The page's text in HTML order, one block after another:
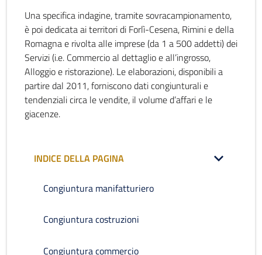
Una specifica indagine, tramite sovracampionamento,
è poi dedicata ai territori di Forlì-Cesena, Rimini e della
Romagna e rivolta alle imprese (da 1 a 500 addetti) dei
Servizi (i.e. Commercio al dettaglio e all’ingrosso,
Alloggio e ristorazione). Le elaborazioni, disponibili a
partire dal 2011, forniscono dati congiunturali e
tendenziali circa le vendite, il volume d’affari e le
giacenze.
INDICE DELLA PAGINA
Congiuntura manifatturiero
Congiuntura costruzioni
Congiuntura commercio